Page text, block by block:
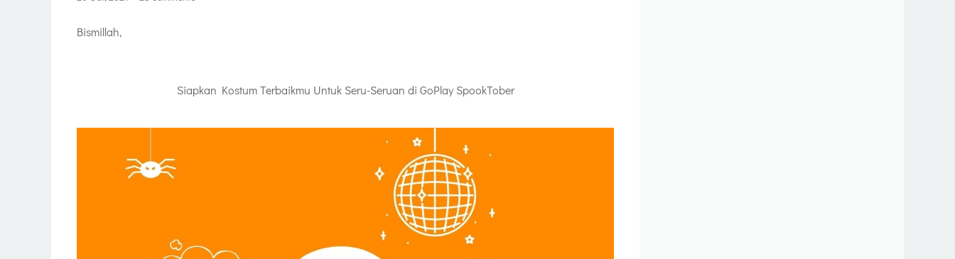
Bismillah,
Siapkan Kostum Terbaikmu Untuk Seru-Seruan di GoPlay SpookTober